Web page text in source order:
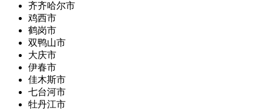
齐齐哈尔市
鸡西市
鹤岗市
双鸭山市
大庆市
伊春市
佳木斯市
七台河市
牡丹江市